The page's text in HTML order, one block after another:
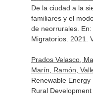
De la ciudad a la
familiares y el
de neorrurales.
Migratorios. 2021.
Prados Velasco,
Marín, Ramón,
Renewable Energy
Rural Development